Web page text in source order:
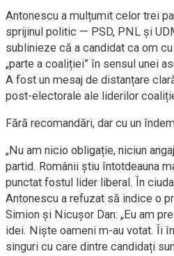
Antonescu a mulțumit celor trei
sprijinul politic — PSD, PNL și
sublinieze că a candidat ca om
„parte a coaliției” în sensul unei
A fost un mesaj de distanțare
post-electorale ale liderilor
Fără recomandări, dar cu un
„Nu am nicio obligație, niciun
partid. Românii știu întotdeauna
punctat fostul lider liberal. În
Antonescu a refuzat să indice o
Simion și Nicușor Dan: „Eu am
idei. Niște oameni m-au votat. Îi
singuri cu care dintre candidați